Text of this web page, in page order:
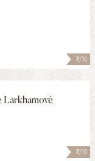
7/10
7/10
Larkhamové